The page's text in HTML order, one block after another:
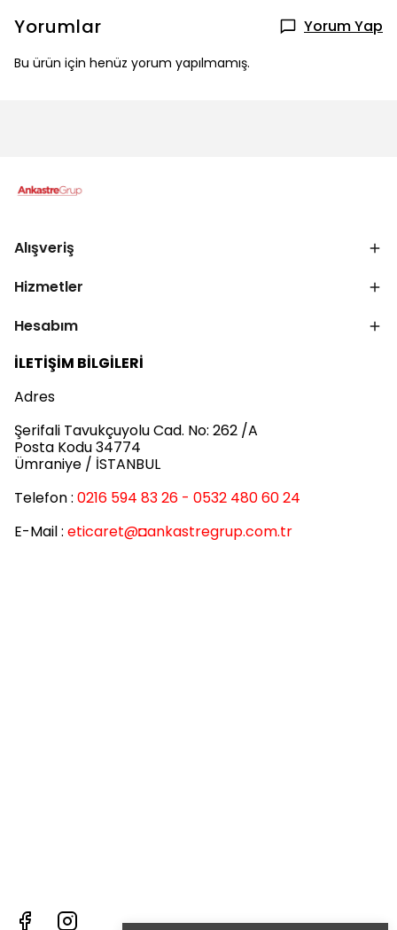
Yorumlar Yorum Yap
Bu ürün için henüz yorum yapılmamış.
Alışveriş
Hizmetler
Hesabım
İLETİŞİM BİLGİLERİ
Adres
Şerifali Tavukçuyolu Cad. No: 262 /A
Posta Kodu 34774
Ümraniye / İSTANBUL
Telefon : 0216 594 83 26 - 0532 480 60 24
E-Mail : eticaret@◘ankastregrup.com.tr